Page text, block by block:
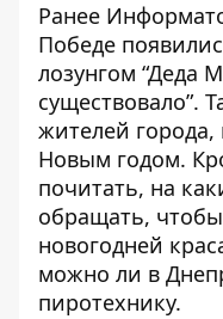
Ранее
Победе
лозунгом “Деда
существовало”.
жителей города,
Новым годом.
почитать, на
обращать, чтобы
новогодней
можно ли в
пиротехнику.